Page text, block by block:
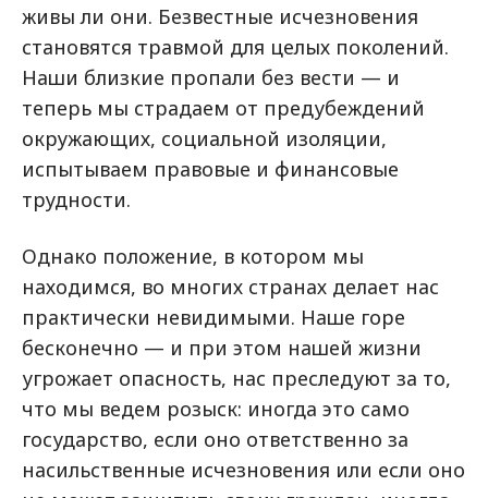
живы ли они. Безвестные исчезновения
становятся травмой для целых поколений.
Наши близкие пропали без вести — и
теперь мы страдаем от предубеждений
окружающих, социальной изоляции,
испытываем правовые и финансовые
трудности.
Однако положение, в котором мы
находимся, во многих странах делает нас
практически невидимыми. Наше горе
бесконечно — и при этом нашей жизни
угрожает опасность, нас преследуют за то,
что мы ведем розыск: иногда это само
государство, если оно ответственно за
насильственные исчезновения или если оно